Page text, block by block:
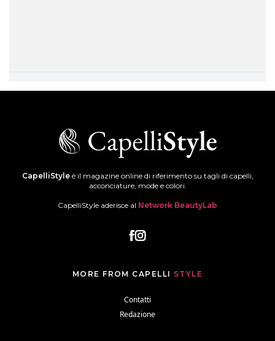
CapelliStyleè il magazine online di riferimento su tagli di capelli,
acconciature, mode e colori.
CapelliStyle aderisce al Network BeautyLab
MORE FROM CAPELLI STYLE
Contatti
Redazione